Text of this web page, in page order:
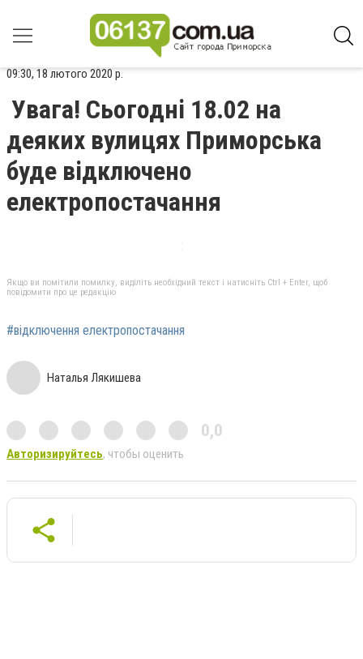
09:30, 18 лютого 2020 р.
Увага! Сьогодні 18.02 на
деяких вулицях Приморська
буде відключено
електропостачання
Якщо ви помітили помилку, виділіть необхідний текст і натисніть Ctrl + Enter, щоб
повідомити про це редакцію
#відключення електропостачання
Наталья Лякишева
0,0
Авторизируйтесь, чтобы оценить